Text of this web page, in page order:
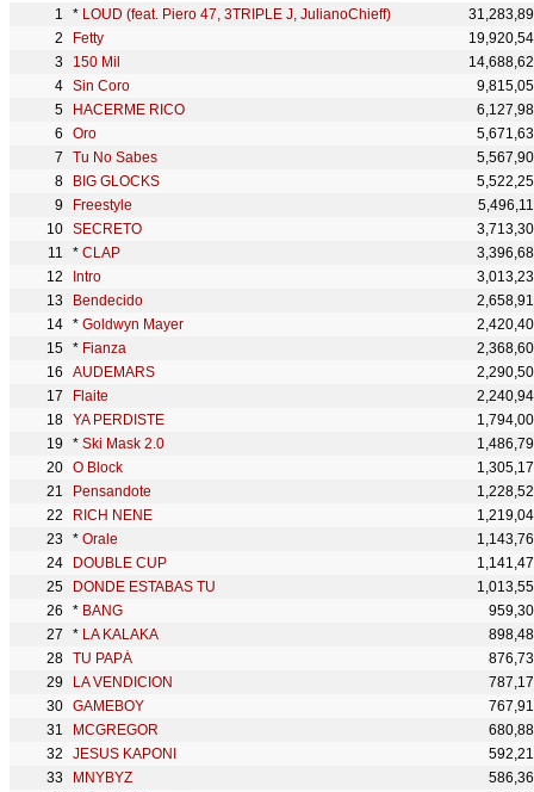
* LOUD (feat. Piero 47, 3TRIPLE J, JulianoChieff)
Fetty
150 Mil
Sin Coro
HACERME RICO
Oro
Tu No Sabes
BIG GLOCKS
Freestyle
SECRETO
* CLAP
Intro
Bendecido
* Goldwyn Mayer
* Fianza
AUDEMARS
Flaite
YA PERDISTE
* Ski Mask 2.0
O Block
Pensandote
RICH NENE
* Orale
DOUBLE CUP
DONDE ESTABAS TU
* BANG
* LA KALAKA
TU PAPÁ
LA VENDICION
GAMEBOY
MCGREGOR
JESUS KAPONI
MNYBYZ